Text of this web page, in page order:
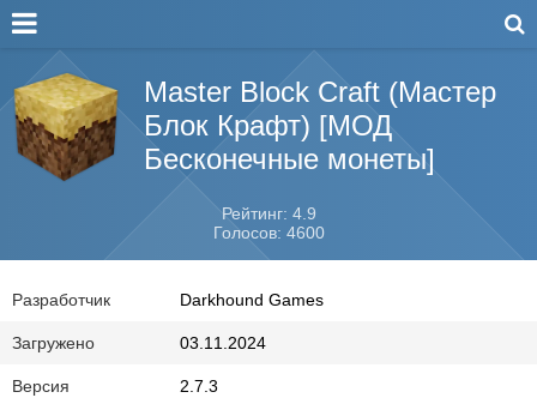
Master Block Craft (Мастер
Блок Крафт) [МОД
Бесконечные монеты]
Рейтинг: 4.9
Голосов: 4600
Разработчик Darkhound Games
Загружено 03.11.2024
Версия 2.7.3